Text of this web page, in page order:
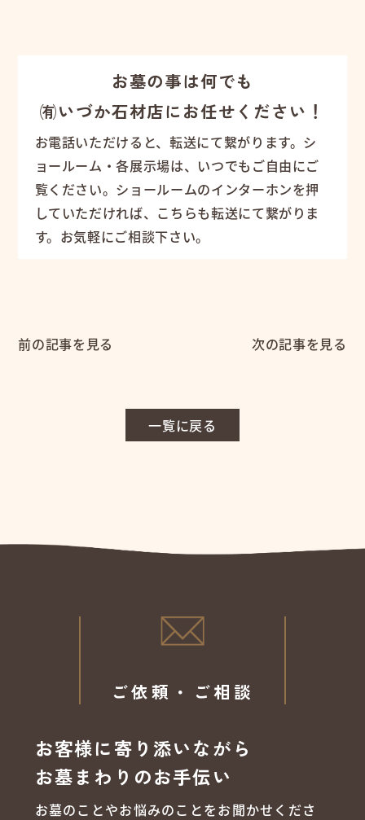
お墓の事は何でも
㈲いづか石材店にお任せください！
お電話いただけると、転送にて繋がります。シ
ョールーム・各展示場は、いつでもご自由にご
覧ください。ショールームのインターホンを押
していただければ、こちらも転送にて繋がりま
す。お気軽にご相談下さい。
前の記事を見る
一覧に戻る
次の記事を見る
ご依頼・ご相談
お客様に寄り添いながら
お墓まわりのお手伝い
お墓のことやお悩みのことをお聞かせくださ